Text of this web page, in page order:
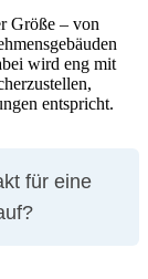
Größe – von
wird eng mit
entspricht.
für eine